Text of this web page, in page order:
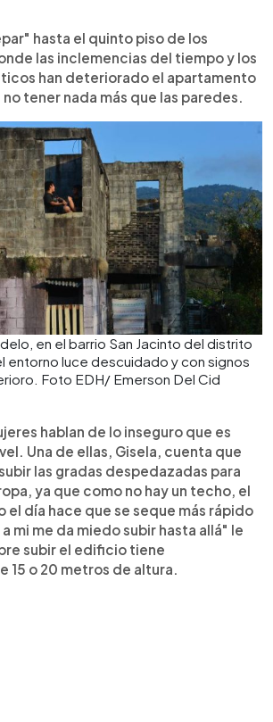
hasta el quinto piso de los
las inclemencias del tiempo y los
han deteriorado el apartamento
tener nada más que las paredes.
en el barrio San Jacinto del distrito
entorno luce descuidado y con signos
Foto EDH/ Emerson Del Cid
hablan de lo inseguro que es
Una de ellas, Gisela, cuenta que
las gradas despedazadas para
ya que como no hay un techo, el
el día hace que se seque más rápido
mi me da miedo subir hasta allá" le
subir el edificio tiene
15 o 20 metros de altura.